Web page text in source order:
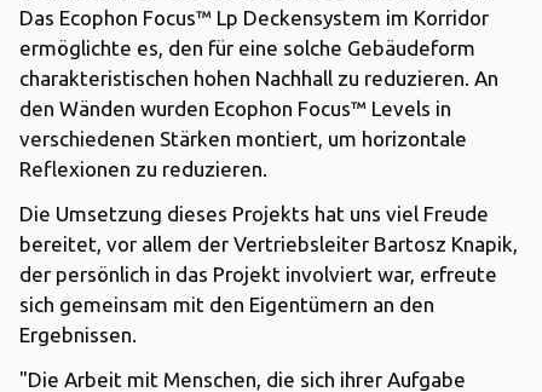
Das Ecophon Focus™ Lp Deckensystem im Korridor
ermöglichte es, den für eine solche Gebäudeform
charakteristischen hohen Nachhall zu reduzieren. An
den Wänden wurden Ecophon Focus™ Levels in
verschiedenen Stärken montiert, um horizontale
Reflexionen zu reduzieren.
Die Umsetzung dieses Projekts hat uns viel Freude
bereitet, vor allem der Vertriebsleiter Bartosz Knapik,
der persönlich in das Projekt involviert war, erfreute
sich gemeinsam mit den Eigentümern an den
Ergebnissen.
"Die Arbeit mit Menschen, die sich ihrer Aufgabe